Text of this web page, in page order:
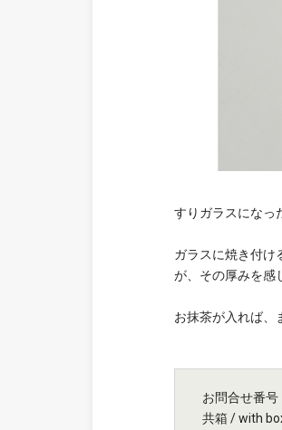
すりガラスになっ
ガラスに焼き付け
が、その厚みを感
お抹茶が入れば、
お問合せ番
共箱 / with